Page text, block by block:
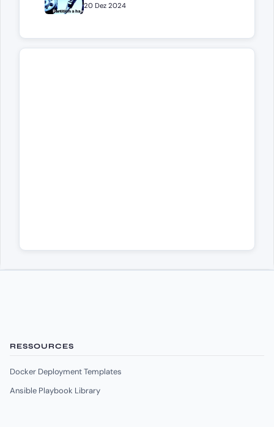
20 Dez 2024
RESSOURCES
Docker Deployment Templates
Ansible Playbook Library